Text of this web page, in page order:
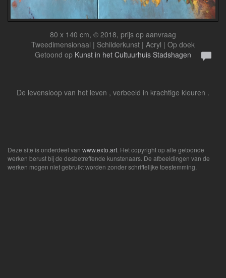
80 x 140 cm, © 2018, prijs op aanvraag
Tweedimensionaal | Schilderkunst | Acryl | Op doek
Getoond op Kunst in het Cultuurhuis Stadshagen
De levensloop van het leven , verbeeld in krachtige kleuren .
Deze site is onderdeel van www.exto.art . Het copyright op alle getoonde
werken berust bij de desbetreffende kunstenaars. De afbeeldingen van de
werken mogen niet gebruikt worden zonder schriftelijke toestemming.